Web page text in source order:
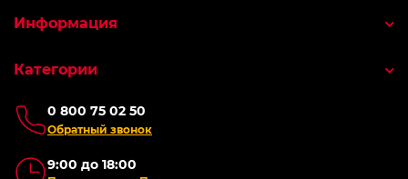
0 800 75 02 50
Обратный звонок
9:00 до 18:00
Информация
Категории